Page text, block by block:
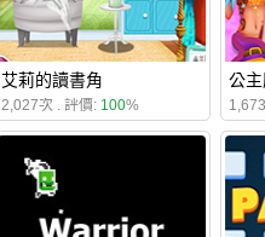
艾莉的讀書角
2,027次 . 評價: 100%
公